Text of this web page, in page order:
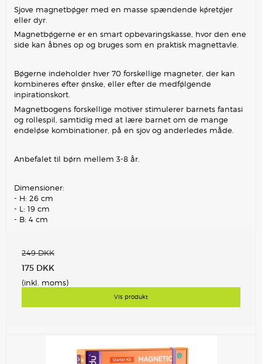
Sjove magnetbøger med en masse spændende køretøjer
eller dyr.
Magnetbøgerne er en smart opbevaringskasse, hvor den ene
side kan åbnes op og bruges som en praktisk magnettavle.
Bøgerne indeholder hver 70 forskellige magneter, der kan
kombineres efter ønske, eller efter de medfølgende
inpirationskort.
Magnetbogens forskellige motiver stimulerer barnets fantasi
og rollespil, samtidig med at lære barnet om de mange
endeløse kombinationer, på en sjov og anderledes måde.
Anbefalet til børn mellem 3-8 år.
Dimensioner:
- H: 26 cm
- L: 19 cm
- B: 4 cm
249 DKK
175 DKK
(inkl. moms)
Vis produkt